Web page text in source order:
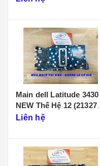
Main dell Latitude 3430
NEW Thế Hệ 12 (213274-
1)
Liên hệ